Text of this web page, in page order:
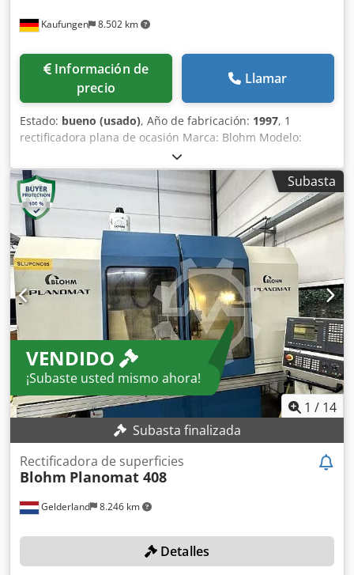
Kaufungen 8.502 km
Información de
precio
Llamar
Estado: bueno (usado), Año de fabricación: 1997, 1
rectificadora plana de ocasión Marca: Blohm Modelo:
Planomat 408 Año de fabricación: 1997 Datos técnicos:
Chedoxr Dzgopfx Anuoa Longitud de rectificado: 800 mm
Ancho de rectificado: 400 mm Placa magnética: 800 x 400
mm Diámetro de la muela: 400 mm Ancho de la muela: 80
mm Peso de la máquina: aprox. 4,5 t Dimensiones aprox. (L
x An x Al): 3200 x 2300 x 2200 mm Equipada con sistema de
filtro de banda
Subasta
VENDIDO
¡Subaste usted mismo ahora!
1 / 14
Subasta finalizada
Gelderland 8.246 km
Rectificadora de superficies
Blohm Planomat 408
Detalles